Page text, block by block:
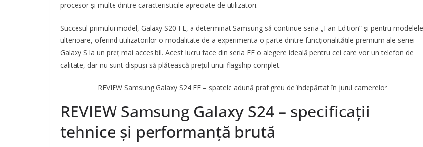
procesor și multe dintre caracteristicile apreciate de utilizatori.
Succesul primului model, Galaxy S20 FE, a determinat Samsung să continue seria „Fan Edition” și pentru modelele
ulterioare, oferind utilizatorilor o modalitate de a experimenta o parte dintre funcționalitățile premium ale seriei
Galaxy S la un preț mai accesibil. Acest lucru face din seria FE o alegere ideală pentru cei care vor un telefon de
calitate, dar nu sunt dispuși să plătească prețul unui flagship complet.
REVIEW Samsung Galaxy S24 FE – spatele adună praf greu de îndepărtat în jurul camerelor
REVIEW Samsung Galaxy S24 – specificații
tehnice și performanță brută